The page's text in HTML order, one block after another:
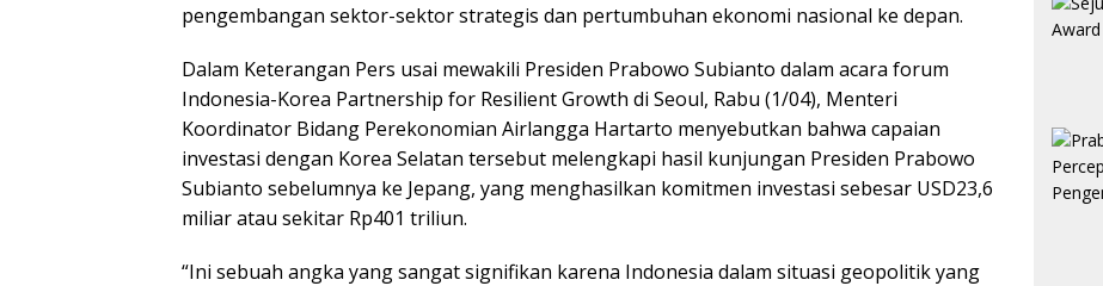
pengembangan sektor-sektor strategis dan pertumbuhan ekonomi nasional ke depan.
Dalam Keterangan Pers usai mewakili Presiden Prabowo Subianto dalam acara forum
Indonesia-Korea Partnership for Resilient Growth di Seoul, Rabu (1/04), Menteri
Koordinator Bidang Perekonomian Airlangga Hartarto menyebutkan bahwa capaian
investasi dengan Korea Selatan tersebut melengkapi hasil kunjungan Presiden Prabowo
Subianto sebelumnya ke Jepang, yang menghasilkan komitmen investasi sebesar USD23,6
miliar atau sekitar Rp401 triliun.
“Ini sebuah angka yang sangat signifikan karena Indonesia dalam situasi geopolitik yang